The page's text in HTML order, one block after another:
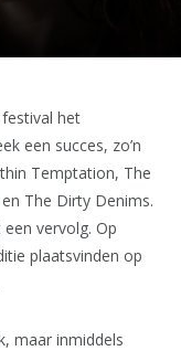
het
een succes, zo’n
Temptation, The
The Dirty Denims.
vervolg. Op
plaatsvinden op
maar inmiddels